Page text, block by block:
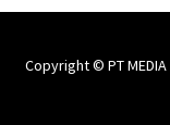
Copyright © PT MEDIA